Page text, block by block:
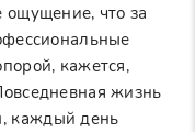
ощущение, что за
кажется,
жизнь
каждый день